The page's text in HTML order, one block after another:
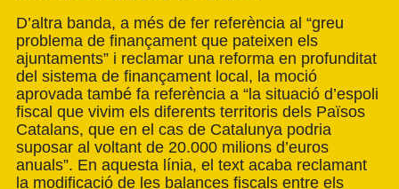
D’altra banda, a més de fer referència al “greu
problema de finançament que pateixen els
ajuntaments” i reclamar una reforma en profunditat
del sistema de finançament local, la moció
aprovada també fa referència a “la situació d’espoli
fiscal que vivim els diferents territoris dels Països
Catalans, que en el cas de Catalunya podria
suposar al voltant de 20.000 milions d’euros
anuals”. En aquesta línia, el text acaba reclamant
la modificació de les balances fiscals entre els